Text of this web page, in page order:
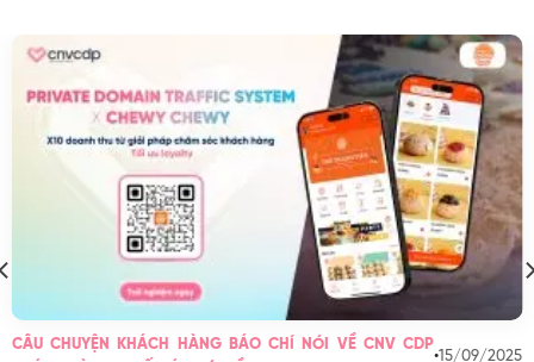
CÂU CHUYỆN KHÁCH HÀNG BÁO CHÍ NÓI VỀ CNV CDP
•15/09/2025